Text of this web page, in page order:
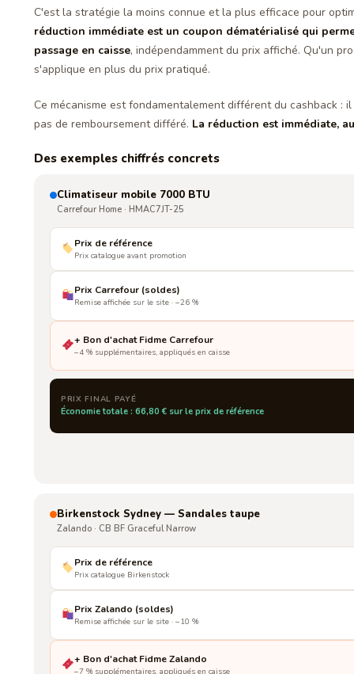
C'est la stratégie la moins connue et la plus efficace pour
réduction immédiate est un coupon dématérialisé qui
passage en caisse, indépendamment du prix affiché. Qu'un
s'applique en plus du prix pratiqué.
Ce mécanisme est fondamentalement différent du cashback :
pas de remboursement différé. La réduction est immédiate,
Des exemples chiffrés concrets
Climatiseur mobile 7000 BTU
Carrefour Home · HMAC7JT-25
Prix de référence
Prix catalogue avant promotion
Prix Carrefour (soldes)
Remise affichée sur le site · −26 %
+ Bon d'achat Fidme Carrefour
−4 % supplémentaires, appliqués en caisse
PRIX FINAL PAYÉ
Économie totale : 66,80 € sur le prix de référence
Birkenstock Sydney — Sandales taupe
Zalando · CB BF Graceful Narrow
Prix de référence
Prix catalogue Birkenstock
Prix Zalando (soldes)
Remise affichée sur le site · −10 %
+ Bon d'achat Fidme Zalando
−7 % supplémentaires, appliqués en caisse